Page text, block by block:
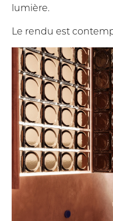
lumière.
Le rendu est